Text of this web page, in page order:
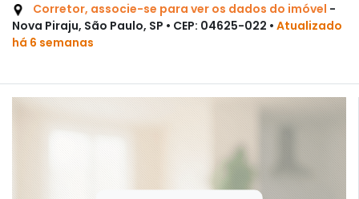
Corretor, associe-se para ver os dados do imóvel -
Nova Piraju, São Paulo, SP • CEP: 04625-022 • Atualizado
há 6 semanas